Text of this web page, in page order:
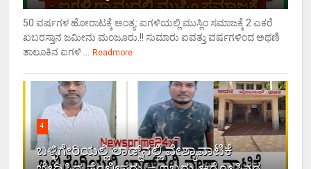
50 ವರ್ಷಗಳ ಹೋರಾಟಕ್ಕೆ ಅಂತ್ಯ: ಐಗಳಿಯಲ್ಲಿ ಮುಸ್ಲಿಂ ಸಮಾಜಕ್ಕೆ 2 ಎಕರೆ
ಖಬರಸ್ತಾನ ಜಮೀನು ಮಂಜೂರು.!! ಸುಮಾರು ಐವತ್ತು ವರ್ಷಗಳಿಂದ ಅಥಣಿ
ತಾಲೂಕಿನ ಐಗಳಿ ...
Readmore
4
ಬಳ್ಳಿಗೇರಿಯಲ್ಲಿ ಲಾಡ್ಜ್‌ನಲ್ಲಿ ವೇಶ್ಯಾವಾಟಿಕೆ